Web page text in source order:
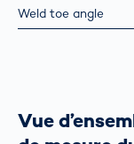
Weld toe angle
Vue